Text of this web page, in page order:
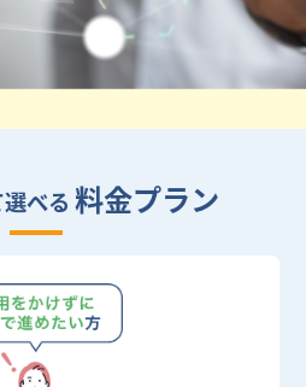
べる 料金プラン